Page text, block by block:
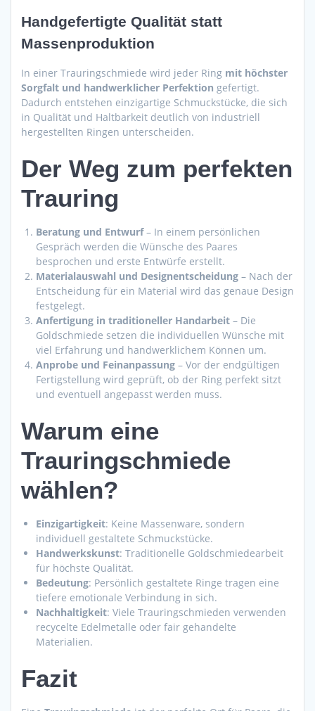
Handgefertigte Qualität statt
Massenproduktion
In einer Trauringschmiede wird jeder Ring mit höchster
Sorgfalt und handwerklicher Perfektion gefertigt.
Dadurch entstehen einzigartige Schmuckstücke, die sich
in Qualität und Haltbarkeit deutlich von industriell
hergestellten Ringen unterscheiden.
Der Weg zum perfekten
Trauring
Beratung und Entwurf– In einem persönlichen
Gespräch werden die Wünsche des Paares
besprochen und erste Entwürfe erstellt.
Materialauswahl und Designentscheidung – Nach der
Entscheidung für ein Material wird das genaue Design
festgelegt.
Anfertigung in traditioneller Handarbeit – Die
Goldschmiede setzen die individuellen Wünsche mit
viel Erfahrung und handwerklichem Können um.
Anprobe und Feinanpassung – Vor der endgültigen
Fertigstellung wird geprüft, ob der Ring perfekt sitzt
und eventuell angepasst werden muss.
Warum eine
Trauringschmiede
wählen?
Einzigartigkeit: Keine Massenware, sondern
individuell gestaltete Schmuckstücke.
Handwerkskunst: Traditionelle Goldschmiedearbeit
für höchste Qualität.
Bedeutung: Persönlich gestaltete Ringe tragen eine
tiefere emotionale Verbindung in sich.
Nachhaltigkeit: Viele Trauringschmieden verwenden
recycelte Edelmetalle oder fair gehandelte
Materialien.
Fazit